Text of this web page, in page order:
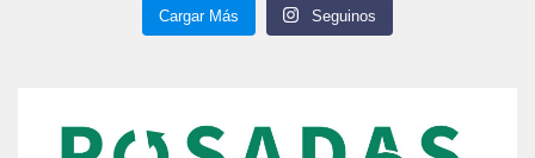
Cargar Más Seguinos